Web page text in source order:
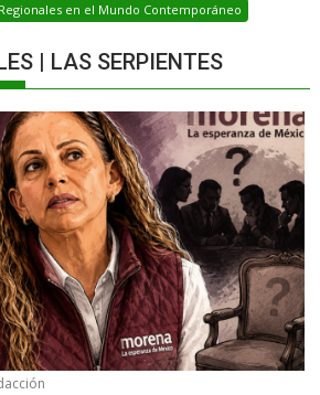
en el Mundo Contemporáneo
| LAS SERPIENTES